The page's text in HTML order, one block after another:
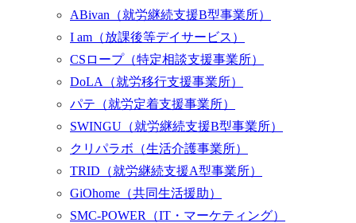
ABivan （就労継続支援B型事業所）
I am （放課後等デイサービス）
CSロープ（特定相談支援事業所）
DoLA
（就労移行支援事業所）
パテ （就労定着支援事業所）
SWINGU （就労継続支援B型事業所）
クリパラボ （生活介護事業所）
TRID （就労継続支援A型事業所）
GiOhome （共同生活援助）
SMC-POWER
（IT・マーケティング）